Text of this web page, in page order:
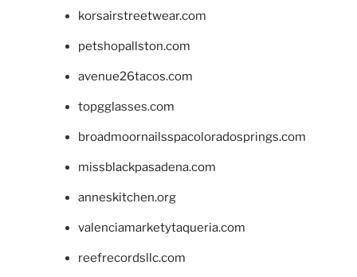
korsairstreetwear.com
petshopallston.com
avenue26tacos.com
topgglasses.com
broadmoornailsspacoloradosprings.com
missblackpasadena.com
anneskitchen.org
valenciamarketytaqueria.com
reefrecordsllc.com